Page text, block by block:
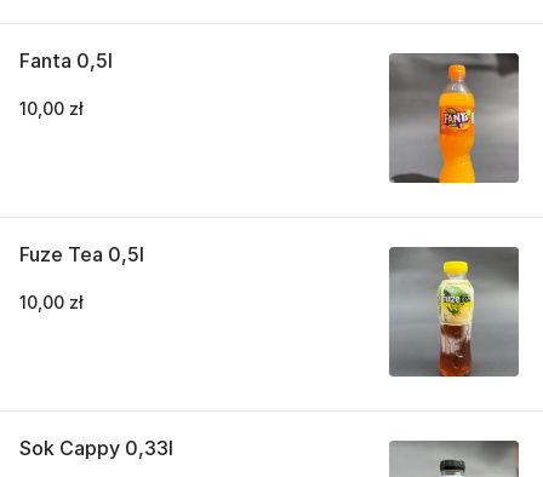
Fanta 0,5l
10,00 zł
Fuze Tea 0,5l
10,00 zł
Sok Cappy 0,33l